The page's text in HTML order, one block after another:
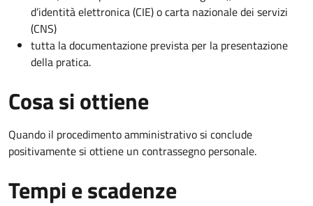
d’identità elettronica (CIE) o carta nazionale dei servizi
(CNS)
tutta la documentazione prevista per la presentazione
della pratica.
Cosa si ottiene
Quando il procedimento amministrativo si conclude
positivamente si ottiene un contrassegno personale.
Tempi e scadenze